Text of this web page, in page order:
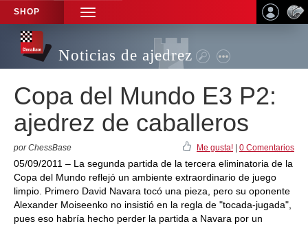
SHOP
TOGGLE
NAVIGATION
Noticias de ajedrez
Copa del Mundo E3 P2:
ajedrez de caballeros
por ChessBase Me gusta! 0 Comentarios
05/09/2011 – La segunda partida de la tercera eliminatoria de la
Copa del Mundo reflejó un ambiente extraordinario de juego
limpio. Primero David Navara tocó una pieza, pero su oponente
Alexander Moiseenko no insistió en la regla de "tocada-jugada",
pues eso habría hecho perder la partida a Navara por un